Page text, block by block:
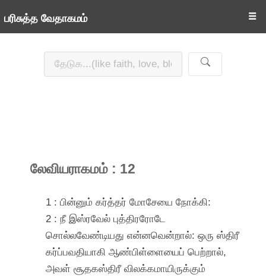
பரிசுத்த வேதாகமம் ☰
லேவியராகமம் : 12
1 : பின்னும் கர்த்தர் மோசேயை நோக்கி:
2 : நீ இஸ்ரவேல் புத்திரரோடே
சொல்லவேண்டியது என்னவென்றால்: ஒரு ஸ்திரீ
கர்ப்பவதியாகி ஆண்பிள்ளையைப் பெற்றால்,
அவள் சூதகஸ்திரீ விலக்கமாயிருக்கும்